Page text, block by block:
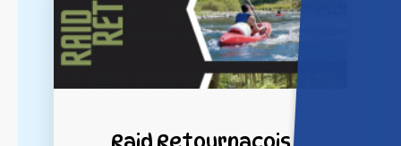
Raid Retournacois